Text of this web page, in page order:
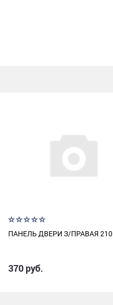
ПАНЕЛЬ ДВЕРИ З/ПРАВАЯ
370 руб.